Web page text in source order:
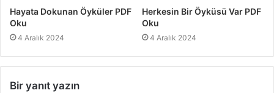
Hayata Dokunan Öyküler PDF
Oku
4 Aralık 2024
Herkesin Bir Öyküsü Var PDF
Oku
4 Aralık 2024
Bir yanıt yazın